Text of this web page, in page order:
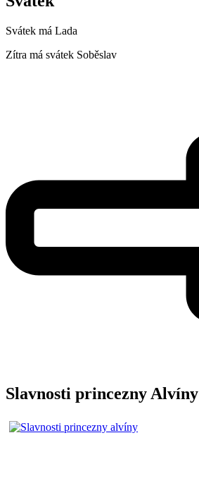
Svátek má Lada
Zítra má svátek Soběslav
Slavnosti princezny Alvíny